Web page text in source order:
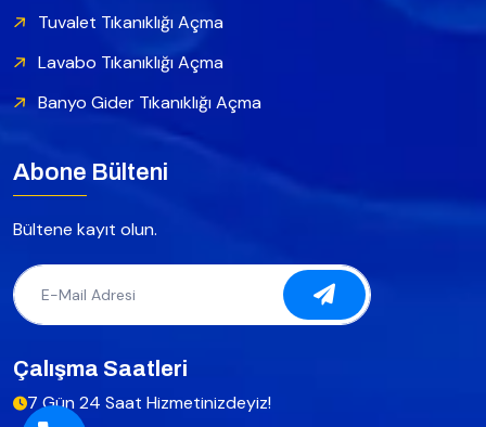
Tuvalet Tıkanıklığı Açma
Lavabo Tıkanıklığı Açma
Banyo Gider Tıkanıklığı Açma
Abone Bülteni
Bültene kayıt olun.
Çalışma Saatleri
7 Gün 24 Saat Hizmetinizdeyiz!